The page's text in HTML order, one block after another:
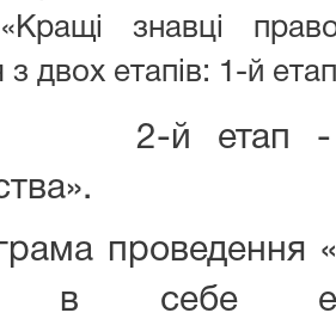
знавці
двох етапів: 1-й
- брейн-
проведення
в себе